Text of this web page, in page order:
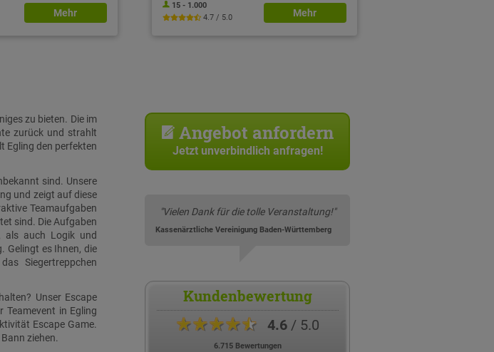
Mehr
15 - 1.000
4.7 / 5.0
Mehr
zu bieten. Die im
zurück und strahlt
Egling den perfekten
sind. Unsere
und zeigt auf diese
Teamaufgaben
sind. Die Aufgaben
als auch Logik und
Gelingt es Ihnen, die
Siegertreppchen
Unser Escape
Teamevent in Egling
Escape Game.
ziehen.
Angebot anfordern
Jetzt unverbindlich anfragen!
"Vielen Dank für die tolle Veranstaltung!"
Kassenärztliche Vereinigung Baden-Württemberg
Kundenbewertung
★★★★★ 4.6/ 5.0
6.715 Bewertungen